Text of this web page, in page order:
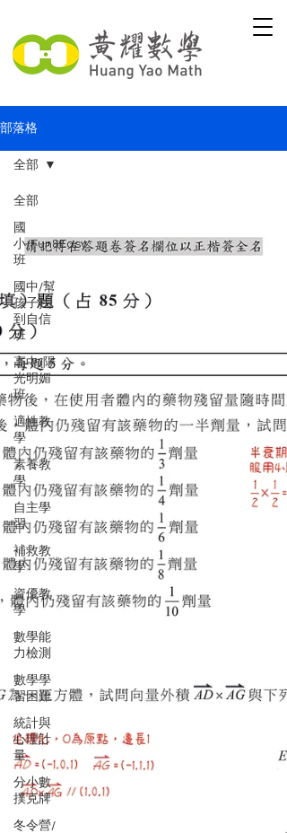
部落格
全部
國
小/Fun&Easy
班
國中/幫
孩子找
到自信
班
高中/陽
光明媚
班
適性教
學
素養教
學
自主學
習
補救教
學
資優教
學
數學能
力檢測
數學學
習困難
統計與
心理計
量
分小數
撲克牌
冬令營/
全部